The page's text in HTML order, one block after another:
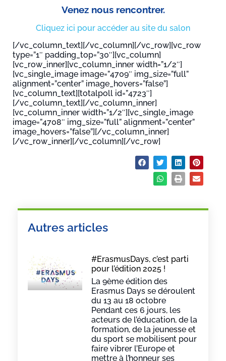
Venez nous rencontrer.
Cliquez ici pour accéder au site du salon
[/vc_column_text][/vc_column][/vc_row][vc_row
type=”1″ padding_top=”30″][vc_column]
[vc_row_inner][vc_column_inner width=”1/2″]
[vc_single_image image=”4709″ img_size=”full”
alignment=”center” image_hovers=”false”]
[vc_column_text][totalpoll id=”4723″]
[/vc_column_text][/vc_column_inner]
[vc_column_inner width=”1/2″][vc_single_image
image=”4708″ img_size=”full” alignment=”center”
image_hovers=”false”][/vc_column_inner]
[/vc_row_inner][/vc_column][/vc_row]
Autres articles
#ErasmusDays, c’est parti
pour l’édition 2025 !
La 9ème édition des
Erasmus Days se déroulent
du 13 au 18 octobre
Pendant ces 6 jours, les
acteurs de l’éducation, de la
formation, de la jeunesse et
du sport se mobilisent pour
faire vibrer l’Europe et
mettre à l’honneur ses